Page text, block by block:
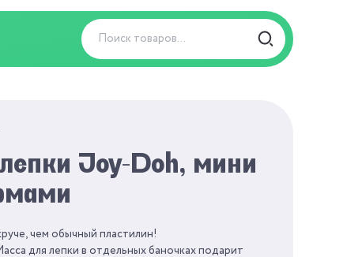
Joy-Doh, мини
чем обычный пластилин!
для лепки в отдельных баночках подарит